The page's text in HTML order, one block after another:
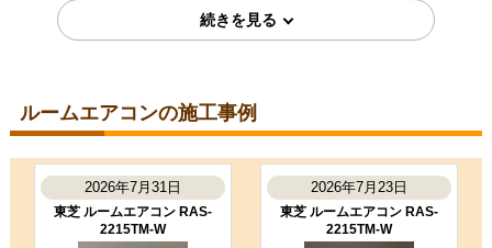
2026年7月7日
コメント
段取りも良く、エアコン取付後のチ
ても良かったです。ありがとうござ
いました。
（ご本人様より）
工事満足度 ★★★★★ 受注満足度 ★★★☆☆
ルームエアコンの施工事例
2026年7月31日
東芝 ルームエアコン RAS-
2215TM-W
2026年7月23日
東芝 ルームエアコン RAS-
2215TM-W